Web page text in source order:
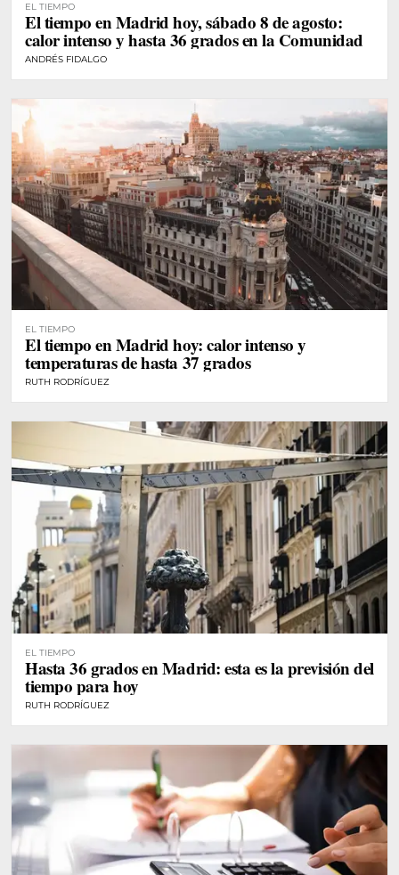
EL TIEMPO
El tiempo en Madrid hoy, sábado 8 de agosto:
calor intenso y hasta 36 grados en la Comunidad
ANDRÉS FIDALGO
EL TIEMPO
El tiempo en Madrid hoy: calor intenso y
temperaturas de hasta 37 grados
RUTH RODRÍGUEZ
EL TIEMPO
Hasta 36 grados en Madrid: esta es la previsión del
tiempo para hoy
RUTH RODRÍGUEZ